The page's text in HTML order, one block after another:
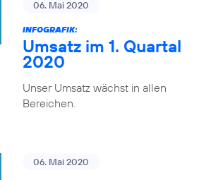
06. Mai 2020
INFOGRAFIK:
Umsatz im 1. Quartal
2020
Unser Umsatz wächst in allen
Bereichen.
06. Mai 2020